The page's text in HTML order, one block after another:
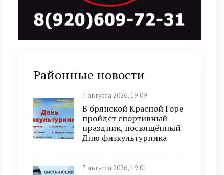
Районные новости
7 августа 2026, 19:09
В брянской Красной Горе
пройдёт спортивный
праздник, посвящённый
Дню физкультурника
7 августа 2026, 19:01